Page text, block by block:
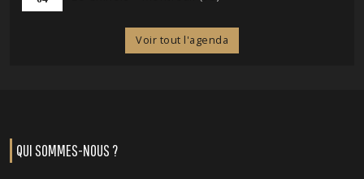
Voir tout l'agenda
QUI SOMMES-NOUS ?